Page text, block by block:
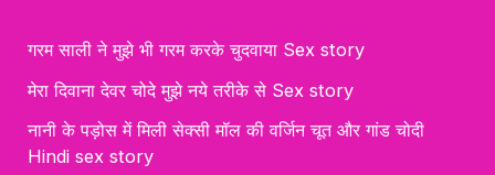
गरम साली ने मुझे भी गरम करके चुदवाया Sex story
मेरा दिवाना देवर चोदे मुझे नये तरीके से Sex story
नानी के पड़ोस में मिली सेक्सी मॉल की वर्जिन चूत और गांड चोदी
Hindi sex story